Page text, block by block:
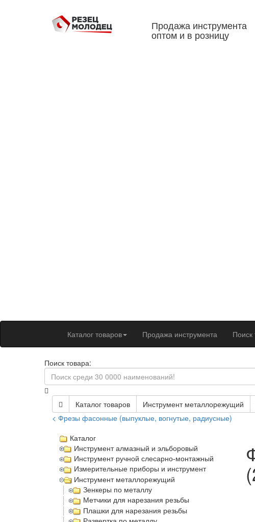
Продажа инструмента
оптом и в розницу
Каталог товаров Продажа инструмента Поиск
Поиск товара:
Каталог товаров Инструмент металлорежущий
< Фрезы фасонные (выпуклые, вогнутые, радиусные)
Каталог
Инструмент алмазный и эльборовый
Инструмент ручной слесарно-монтажный
Измерительные приборы и инструмент
Инструмент металлорежущий
Зенкеры по металлу
Метчики для нарезания резьбы
Плашки для нарезания резьбы